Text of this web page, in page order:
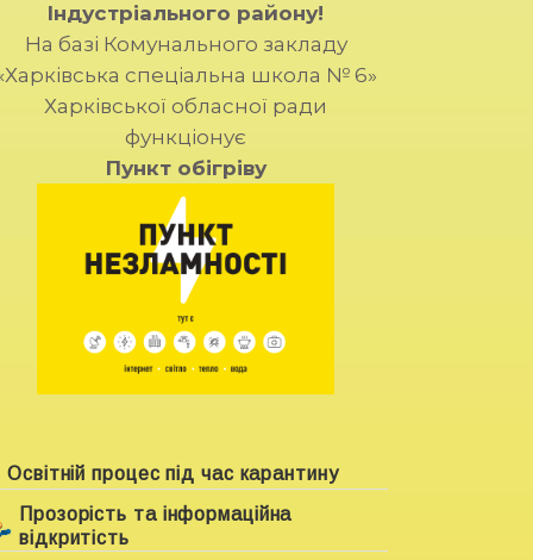
Індустріального району!
На базі Комунального закладу
спеціальна школа № 6»
Харківської обласної ради
функціонує
Пункт обігріву
Освітній процес під час карантину
Прозорість та інформаційна
відкритість